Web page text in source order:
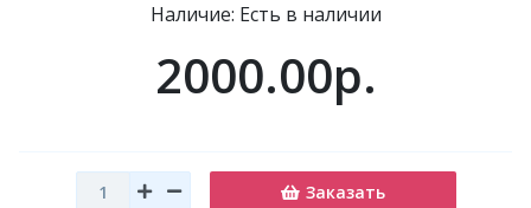
Наличие: Есть в наличии
2000.00р.
Заказать